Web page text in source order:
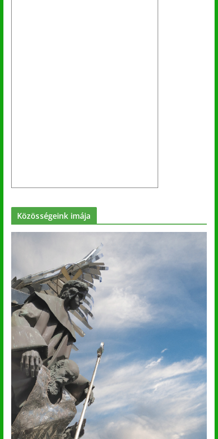
Közösségeink imája